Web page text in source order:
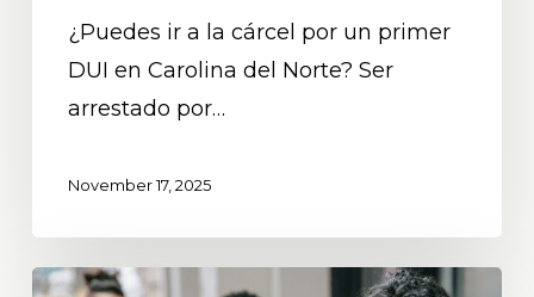
¿Puedes ir a la cárcel por un primer
DUI en Carolina del Norte? Ser
arrestado por…
November 17, 2025
¿Qué